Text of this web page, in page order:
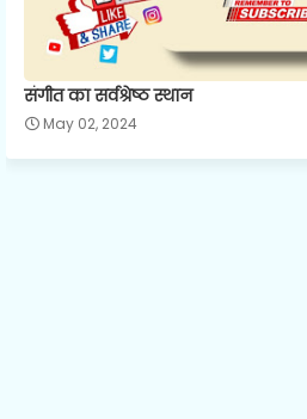
संगीत का सर्वश्रेष्ठ स्थान
May 02, 2024